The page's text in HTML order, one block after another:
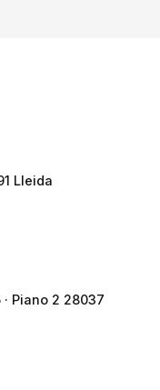
Lleida
Piano 2 28037